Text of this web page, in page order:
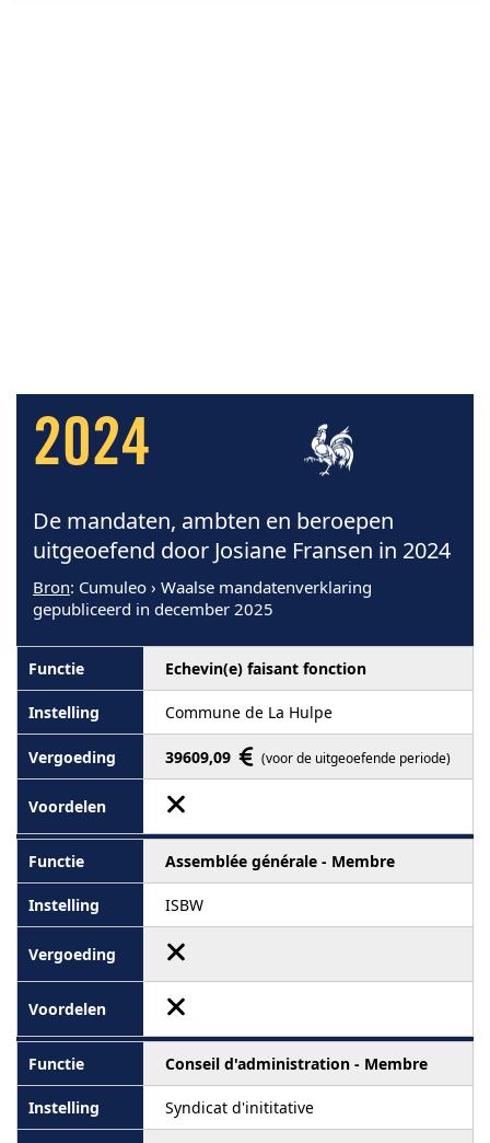
2024
De mandaten, ambten en beroepen
uitgeoefend door Josiane Fransen in 2024
Bron: Cumuleo › Waalse mandatenverklaring
gepubliceerd in december 2025
Echevin(e) faisant fonction
Commune de La Hulpe
39609,09 (voor de uitgeoefende periode)
Assemblée générale - Membre
ISBW
Conseil d'administration - Membre
Syndicat d'inititative